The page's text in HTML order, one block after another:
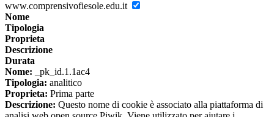
www.comprensivofiesole.edu.it
Nome
Tipologia
Proprieta
Descrizione
Durata
Nome: _pk_id.1.1ac4
Tipologia: analitico
Proprieta: Prima parte
Descrizione: Questo nome di cookie è associato alla piattaforma di